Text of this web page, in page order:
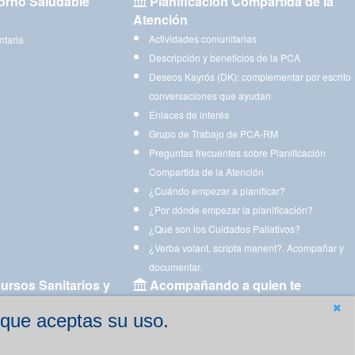
aceptas su uso.
Atención
Actividades comunitarias
Descripción y beneficios de la PCA
Deseos Kayrós (DK): complementar por escrito
conversaciones que ayudan
Enlaces de interés
Grupo de Trabajo de PCA-RM
Preguntas frecuentes sobre Planificación
Compartida de la Atención
¿Cuándo empezar a planificar?
¿Por dónde empezar la planificación?
¿Qué son los Cuidados Paliativos?
¿Verba volant, scripta manent?. Acompañar y
documentar.
Sanitarios y
Acompañando a quien te
Aplicaciones para descargar